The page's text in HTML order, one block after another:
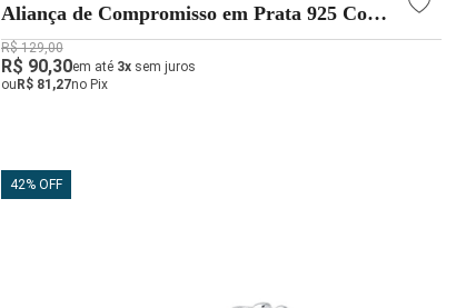
Aliança de Compromisso em Prata 925 Com
Laterais Diamantadas
R$ 129,00
R$ 90,30em até 3xsem juros
ou R$ 81,27no Pix
42% OFF